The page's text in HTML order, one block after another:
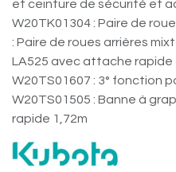
et ceinture de sécurité et
W20TK01304 : Paire de
: Paire de roues arrières
LA525 avec attache
W20TS01607 : 3° fonction
W20TS01505 : Banne à
rapide 1,72m